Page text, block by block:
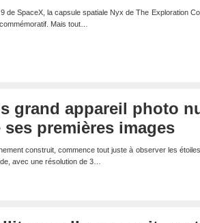
de SpaceX, la capsule spatiale Nyx de The Exploration
Mais tout…
grand appareil photo
premières images
construit, commence tout juste à observer les
avec une résolution de 3…